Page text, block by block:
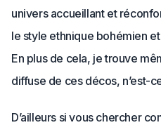
univers accueillant et
le style ethnique bohémien
En plus de cela, je trouve
diffuse de ces décos, n’est-
D’ailleurs si vous chercher